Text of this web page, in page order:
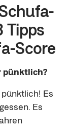
Tipps
Score
pünktlich?
Es
Es